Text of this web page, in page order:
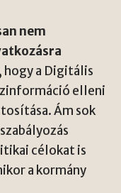
nem
hogy a Digitális
elleni
Ám sok
célokat is
a kormány